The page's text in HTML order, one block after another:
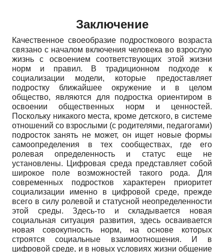
Заключение
Качественное своеобразие подросткового возраста
связано с началом включения человека во взрослую
жизнь с освоением соответствующих этой жизни
норм и правил. В традиционном подходе к
социализации модели, которые предоставляет
подростку ближайшее окружение и в целом
общество, являются для подростка ориентиром в
освоении общественных норм и ценностей.
Поскольку никакого места, кроме детского, в системе
отношений со взрослыми (с родителями, педагогами)
подросток занять не может, он ищет новые формы
самоопределения в тех сообществах, где его
ролевая определенность и статус еще не
установлены. Цифровая среда представляет собой
широкое поле возможностей такого рода. Для
современных подростков характерен приоритет
социализации именно в цифровой среде, прежде
всего в силу ролевой и статусной неопределенности
этой среды. Здесь-то и складывается новая
социальная ситуация развития, здесь осваивается
новая совокупность норм, на основе которых
строятся социальные взаимоотношения. И в
цифровой среде, и в новых условиях жизни общение